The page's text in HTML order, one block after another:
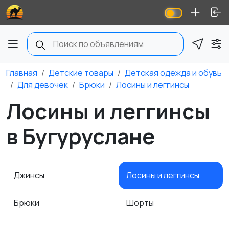
Главная Детские товары
Детская одежда и обувь
Для девочек
Брюки Лосины и леггинсы
Лосины и леггинсы
в Бугуруслане
Джинсы
Брюки
Лосины и леггинсы
Шорты